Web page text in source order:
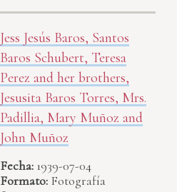
Jess Jesús Baros, Santos
Baros Schubert, Teresa
Perez and her brothers,
Jesusita Baros Torres, Mrs.
Padillia, Mary Muñoz and
John Muñoz
Fecha: 1939-07-04
Formato: Fotografía